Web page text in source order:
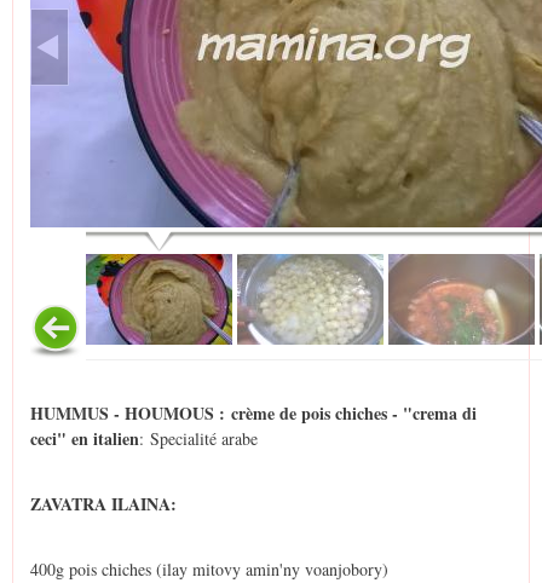
HUMMUS - HOUMOUS : crème de pois chiches - "crema di
ceci" en italien: Specialité arabe
ZAVATRA ILAINA:
400g pois chiches (ilay mitovy amin'ny voanjobory)